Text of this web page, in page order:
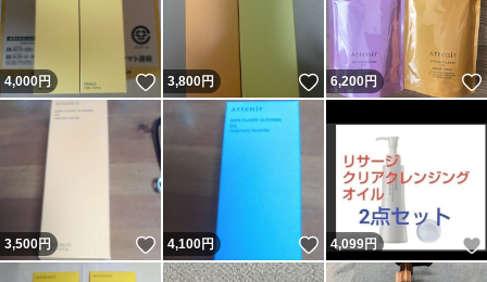
4,000円 いいね！
3,800円 いいね！
6,200円
3,500円 いいね！
4,100円 いいね！
4,099円